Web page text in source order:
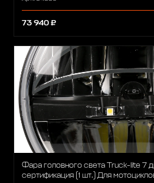
73 940 ₽
Фара головного света Truck-lite 7
сертификация (1 шт.) Для